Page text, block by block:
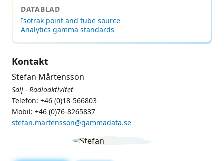
DATABLAD
Isotrak point and tube source
Analytics gamma standards
Kontakt
Stefan Mårtensson
Sälj - Radioaktivitet
Telefon: +46 (0)18-566803
Mobil: +46 (0)76-8265837
stefan.martensson@gammadata.se